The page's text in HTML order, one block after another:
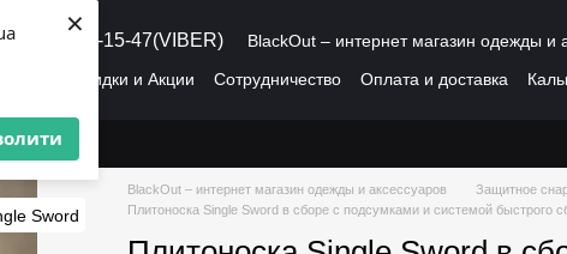
×
(095) 486-15-47(VIBER)
BlackOut – интернет магазин одежды и
Скидки и Акции Сотрудничество Оплата и доставка
BlackOut – интернет магазин одежды и аксессуаров Защитное
Плитоноска Single Sword в сборе с подсумками и системой быстрого